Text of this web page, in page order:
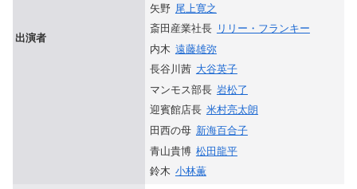
出演者
矢野 尾上寛之
斎田産業社長
リリー・フランキー
内木 遠藤雄弥
長谷川茜 大谷英子
マンモス部長 岩松了
迎賓館店長 米村亮太朗
田西の母 新海百合子
青山貴博 松田龍平
鈴木 小林薫